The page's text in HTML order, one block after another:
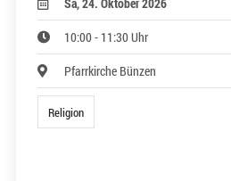
Sa, 24. Oktober 2026
10:00 - 11:30 Uhr
Pfarrkirche Bünzen
Religion